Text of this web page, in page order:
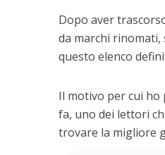
Dopo aver
da marchi
questo elenco
Il motivo per cui
fa, uno dei lettori
trovare la migliore